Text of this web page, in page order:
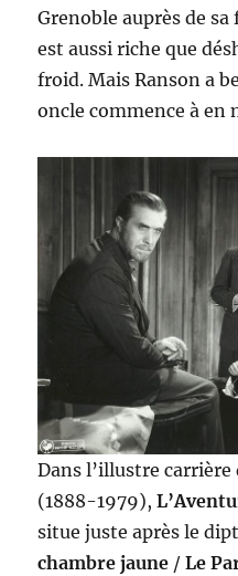
Grenoble auprès de
est aussi riche que
froid. Mais Ranson a
oncle commence à en
Dans l’illustre carrière
(1888-1979),
situe juste après le
chambre jaune /Le